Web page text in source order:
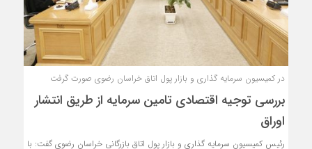
در کمیسیون سرمایه گذاری و بازار پول اتاق خراسان رضوی صورت گرفت
بررسی توجیه اقتصادی تامین سرمایه از طریق انتشار
اوراق
رئیس کمیسیون سرمایه گذاری و بازار پول اتاق بازرگانی خراسان رضوی گفت: با